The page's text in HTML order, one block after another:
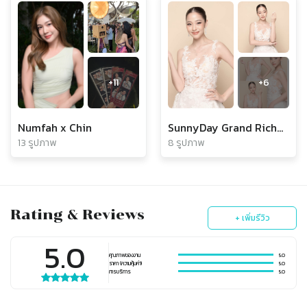
+11
Numfah x Chin
13 รูปภาพ
+6
SunnyDay Grand Richmond
8 รูปภาพ
Rating & Reviews + เพิ่มรีวิว
5.0 คุณภาพของงาน
5.0
ราคา (ความคุ้มค่า)
5.0
การบริการ
5.0